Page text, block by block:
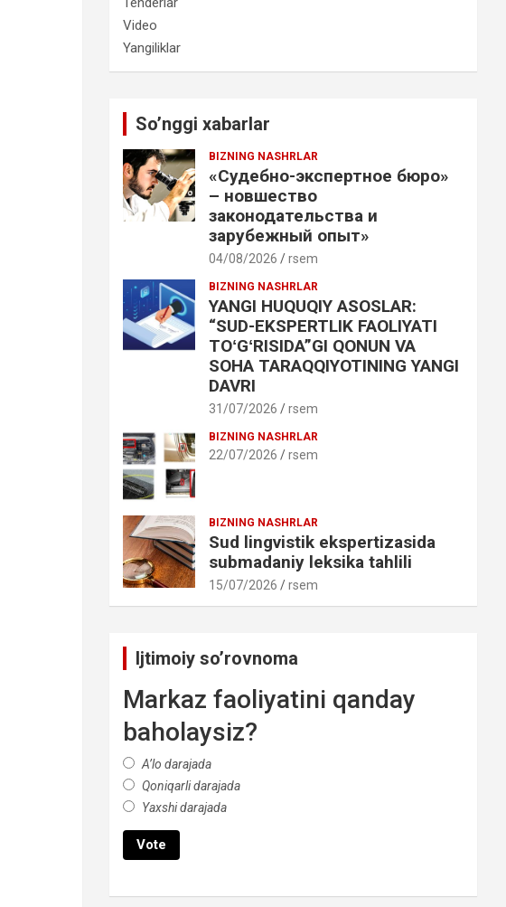
Video
Yangiliklar
So’nggi xabarlar
BIZNING NASHRLAR
«Судебно-экспертное бюро»
– новшество
законодательства и
зарубежный опыт»
04/08/2026 rsem
BIZNING NASHRLAR
YANGI HUQUQIY ASOSLAR:
“SUD-EKSPERTLIK FAOLIYATI
TOʻGʻRISIDA”GI QONUN VA
SOHA TARAQQIYOTINING YANGI
DAVRI
31/07/2026 rsem
BIZNING NASHRLAR
22/07/2026 rsem
BIZNING NASHRLAR
Sud lingvistik ekspertizasida
submadaniy leksika tahlili
15/07/2026 rsem
Ijtimoiy so’rovnoma
Markaz faoliyatini qanday
baholaysiz?
A’lo darajada
Qoniqarli darajada
Yaxshi darajada